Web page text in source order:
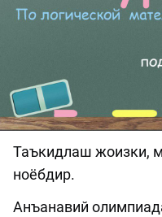
Таъкидлаш жоизки,
ноёбдир.
Анъанавий